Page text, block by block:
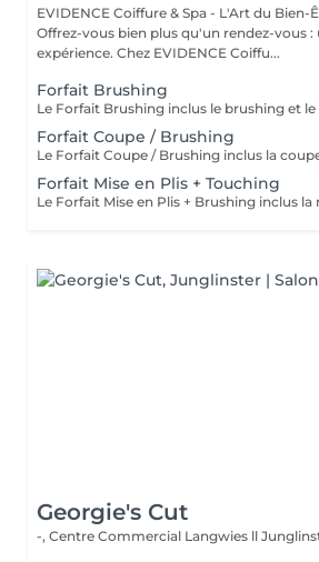
EVIDENCE Coiffure & Spa - L'Art du Bien-
Offrez-vous bien plus qu'un rendez-vous :
expérience. Chez EVIDENCE Coiffu...
Forfait Brushing
Forfait Coupe / Brushing
Forfait Mise en Plis + Touching
Georgie's Cut
-, Centre Commercial Langwies ll